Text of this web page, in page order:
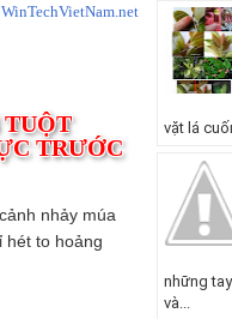
WinTechVietNam.net
TUỘT
TRƯỚC
nhảy múa
hét to hoảng
vặt lá
những
và...